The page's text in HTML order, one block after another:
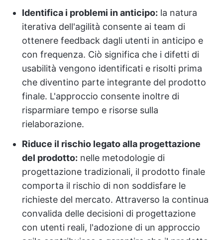
Identifica i problemi in anticipo: la natura
iterativa dell'agilità consente ai team di
ottenere feedback dagli utenti in anticipo e
con frequenza. Ciò significa che i difetti di
usabilità vengono identificati e risolti prima
che diventino parte integrante del prodotto
finale. L'approccio consente inoltre di
risparmiare tempo e risorse sulla
rielaborazione.
Riduce il rischio legato alla progettazione
del prodotto: nelle metodologie di
progettazione tradizionali, il prodotto finale
comporta il rischio di non soddisfare le
richieste del mercato. Attraverso la continua
convalida delle decisioni di progettazione
con utenti reali, l'adozione di un approccio